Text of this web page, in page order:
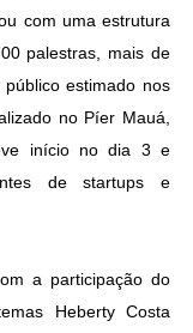
com uma estrutura
palestras, mais de
estimado nos
no Píer Mauá,
início no dia 3 e
de startups e
a participação do
Heberty Costa